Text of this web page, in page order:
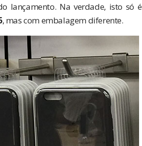
lançamento. Na verdade, isto só é
, mas com embalagem diferente.